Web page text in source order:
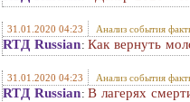
31.01.2020 04:23 Анализ события
RTД Russian: Как вернуть
31.01.2020 04:23 Анализ события
RTД Russian: В лагерях